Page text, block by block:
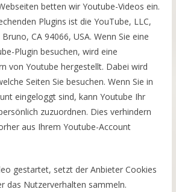
betten wir Youtube-Videos ein.
Plugins ist die YouTube, LLC,
CA 94066, USA. Wenn Sie eine
Plugin besuchen, wird eine
von Youtube hergestellt. Dabei wird
Seiten Sie besuchen. Wenn Sie in
eingeloggt sind, kann Youtube Ihr
zuzuordnen. Dies verhindern
aus Ihrem Youtube-Account
gestartet, setzt der Anbieter Cookies
das Nutzerverhalten sammeln.